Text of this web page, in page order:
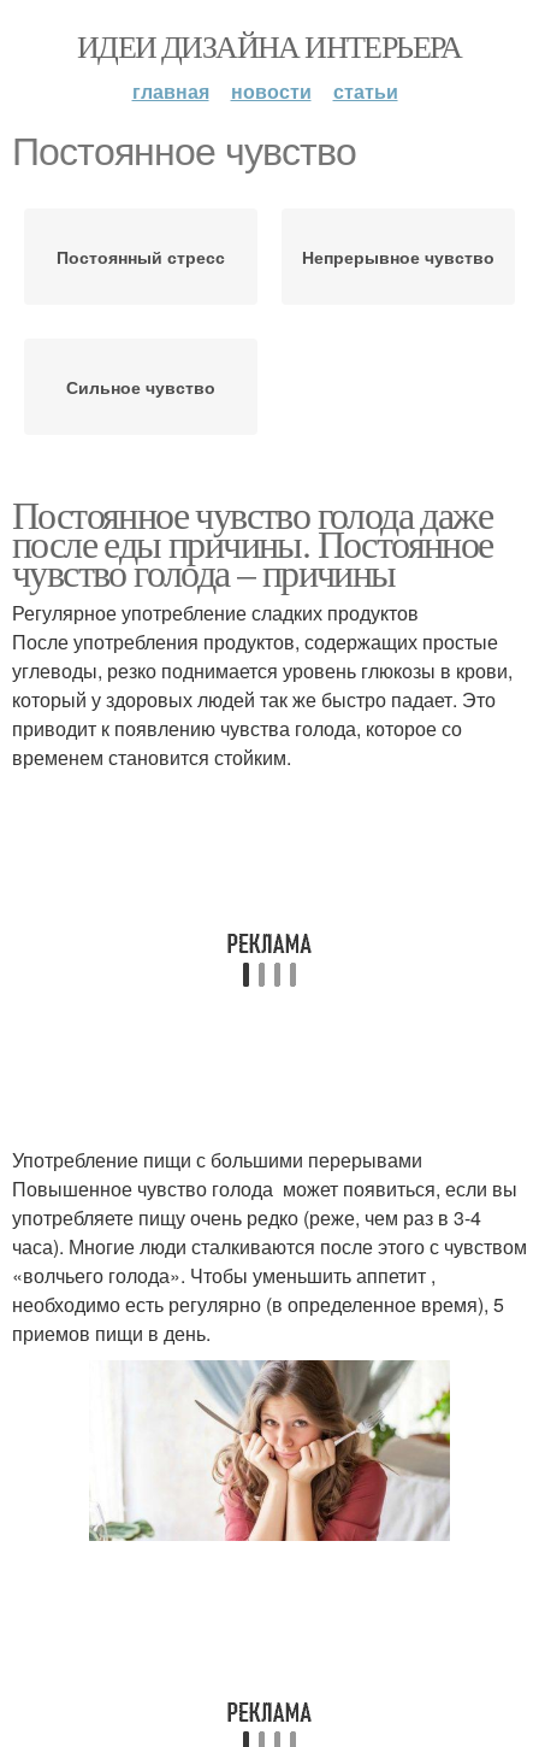
ИДЕИ ДИЗАЙНА ИНТЕРЬЕРА
главная новости статьи
Постоянное чувство
Постоянный стресс Непрерывное чувство
Сильное чувство
Постоянное чувство голода даже
после еды причины. Постоянное
чувство голода – причины
Регулярное употребление сладких продуктов
После употребления продуктов, содержащих простые
углеводы, резко поднимается уровень глюкозы в крови,
который у здоровых людей так же быстро падает. Это
приводит к появлению чувства голода, которое со
временем становится стойким.
Употребление пищи с большими перерывами
Повышенное чувство голода может появиться, если вы
употребляете пищу очень редко (реже, чем раз в 3-4
часа). Многие люди сталкиваются после этого с чувством
«волчьего голода». Чтобы уменьшить аппетит ,
необходимо есть регулярно (в определенное время), 5
приемов пищи в день.